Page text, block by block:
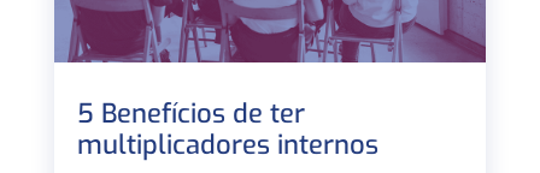
5 Benefícios de ter
multiplicadores internos